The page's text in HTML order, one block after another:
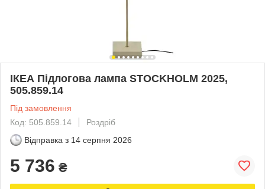
ІКЕА Підлогова лампа STOCKHOLM 2025,
505.859.14
Під замовлення
Код: 505.859.14
Роздріб
Відправка з 14 серпня 2026
5 736 ₴